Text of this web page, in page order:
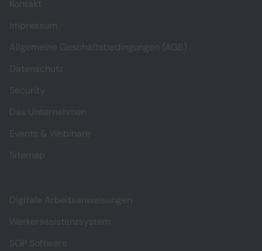
Kontakt
Impressum
Allgemeine Geschäftsbedingungen (AGB)
Datenschutz
Security
Das Unternehmen
Events & Webinare
Sitemap
Digitale Arbeitsanweisungen
Werkerassistenzsystem
SOP Software